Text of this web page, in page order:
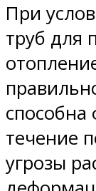
При
труб для
течение
угрозы